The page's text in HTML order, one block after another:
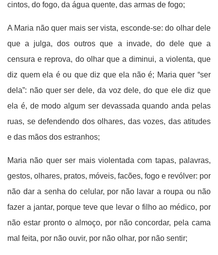
cintos, do fogo, da água quente, das armas de fogo;
A Maria não quer mais ser vista, esconde-se: do olhar dele
que a julga, dos outros que a invade, do dele que a
censura e reprova, do olhar que a diminui, a violenta, que
diz quem ela é ou que diz que ela não é; Maria quer “ser
dela”: não quer ser dele, da voz dele, do que ele diz que
ela é, de modo algum ser devassada quando anda pelas
ruas, se defendendo dos olhares, das vozes, das atitudes
e das mãos dos estranhos;
Maria não quer ser mais violentada com tapas, palavras,
gestos, olhares, pratos, móveis, facões, fogo e revólver: por
não dar a senha do celular, por não lavar a roupa ou não
fazer a jantar, porque teve que levar o filho ao médico, por
não estar pronto o almoço, por não concordar, pela cama
mal feita, por não ouvir, por não olhar, por não sentir;